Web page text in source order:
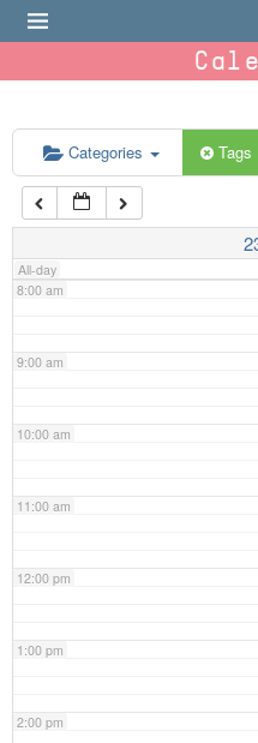
Categories Tags
All-day
6:00 am
7:00 am
8:00 am
9:00 am
10:00 am
11:00 am
12:00 pm
1:00 pm
2:00 pm